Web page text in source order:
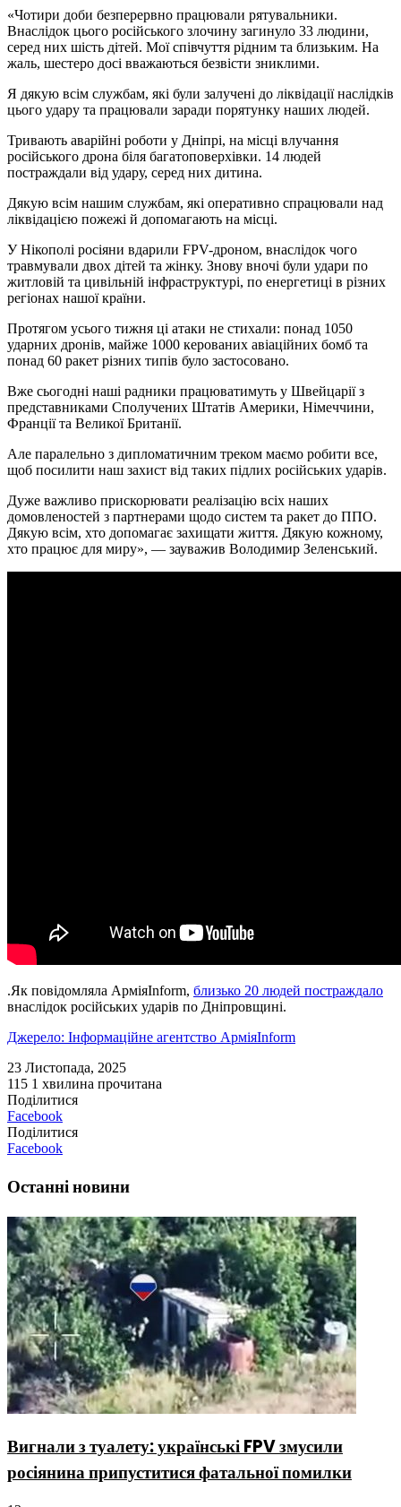
«Чотири доби безперервно працювали рятувальники.
Внаслідок цього російського злочину загинуло 33 людини,
серед них шість дітей. Мої співчуття рідним та близьким. На
жаль, шестеро досі вважаються безвісти зниклими.
Я дякую всім службам, які були залучені до ліквідації наслідків
цього удару та працювали заради порятунку наших людей.
Тривають аварійні роботи у Дніпрі, на місці влучання
російського дрона біля багатоповерхівки. 14 людей
постраждали від удару, серед них дитина.
Дякую всім нашим службам, які оперативно спрацювали над
ліквідацією пожежі й допомагають на місці.
У Нікополі росіяни вдарили FPV-дроном, внаслідок чого
травмували двох дітей та жінку. Знову вночі були удари по
житловій та цивільній інфраструктурі, по енергетиці в різних
регіонах нашої країни.
Протягом усього тижня ці атаки не стихали: понад 1050
ударних дронів, майже 1000 керованих авіаційних бомб та
понад 60 ракет різних типів було застосовано.
Вже сьогодні наші радники працюватимуть у Швейцарії з
представниками Сполучених Штатів Америки, Німеччини,
Франції та Великої Британії.
Але паралельно з дипломатичним треком маємо робити все,
щоб посилити наш захист від таких підлих російських ударів.
Дуже важливо прискорювати реалізацію всіх наших
домовленостей з партнерами щодо систем та ракет до ППО.
Дякую всім, хто допомагає захищати життя. Дякую кожному,
хто працює для миру», — зауважив Володимир Зеленський.
.Як повідомляла АрміяInform, близько 20 людей постраждало
внаслідок російських ударів по Дніпровщині.
Джерело: Інформаційне агентство АрміяInform
23 Листопада, 2025
115 1 хвилина прочитана
Поділитися
Facebook
Поділитися
Facebook
Останні новини
Вигнали з туалету: українські FPV змусили
росіянина припуститися фатальної помилки